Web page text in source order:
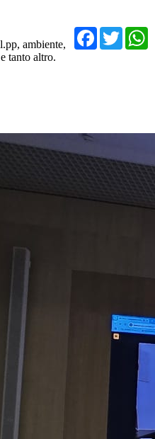
ambiente,
tanto altro.